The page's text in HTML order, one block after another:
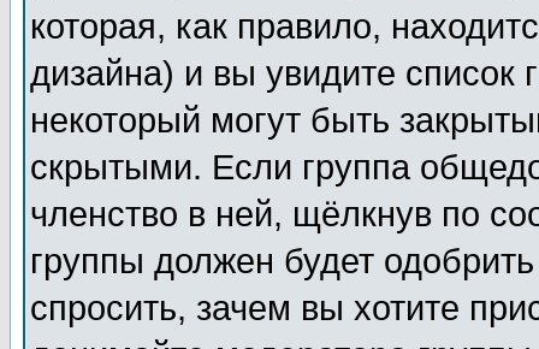
которая, как правило,
дизайна) и вы увидите список
некоторый могут быть
скрытыми. Если группа
членство в ней, щёлкнув по
группы должен будет
спросить, зачем вы хотите